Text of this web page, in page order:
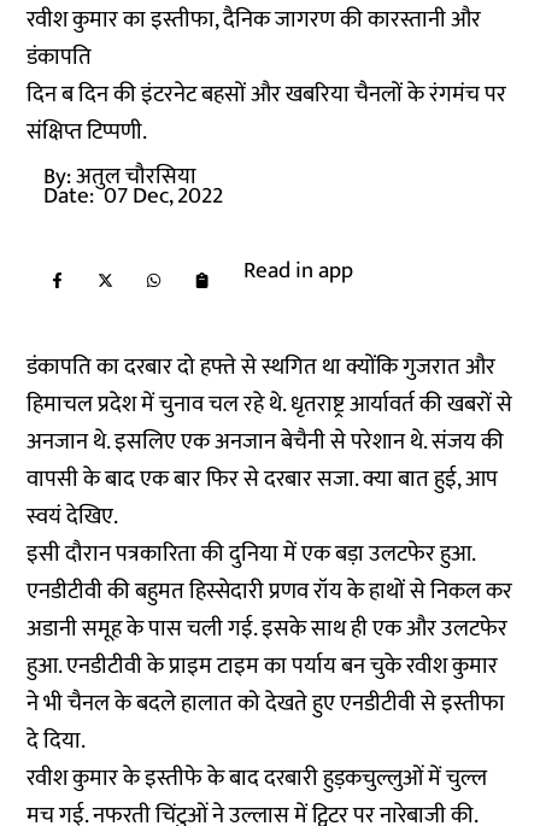
रवीश कुमार का इस्तीफा, दैनिक जागरण की कारस्तानी और
डंकापति
दिन ब दिन की इंटरनेट बहसों और खबरिया चैनलों के रंगमंच पर
संक्षिप्त टिप्पणी.
By:अतुल चौरसिया
Date: 07 Dec, 2022
Read in app
डंकापति का दरबार दो हफ्ते से स्थगित था क्योंकि गुजरात और
हिमाचल प्रदेश में चुनाव चल रहे थे. धृतराष्ट्र आर्यावर्त की खबरों से
अनजान थे. इसलिए एक अनजान बेचैनी से परेशान थे. संजय की
वापसी के बाद एक बार फिर से दरबार सजा. क्या बात हुई, आप
स्वयं देखिए.
इसी दौरान पत्रकारिता की दुनिया में एक बड़ा उलटफेर हुआ.
एनडीटीवी की बहुमत हिस्सेदारी प्रणव रॉय के हाथों से निकल कर
अडानी समूह के पास चली गई. इसके साथ ही एक और उलटफेर
हुआ. एनडीटीवी के प्राइम टाइम का पर्याय बन चुके रवीश कुमार
ने भी चैनल के बदले हालात को देखते हुए एनडीटीवी से इस्तीफा
दे दिया.
रवीश कुमार के इस्तीफे के बाद दरबारी हुड़कचुल्लुओं में चुल्ल
मच गई. नफरती चिंटुओं ने उल्लास में ट्विटर पर नारेबाजी की.